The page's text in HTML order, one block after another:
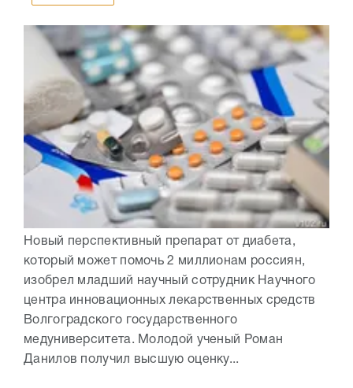
Новый перспективный препарат от диабета,
который может помочь 2 миллионам россиян,
изобрел младший научный сотрудник Научного
центра инновационных лекарственных средств
Волгоградского государственного
медуниверситета. Молодой ученый Роман
Данилов получил высшую оценку...